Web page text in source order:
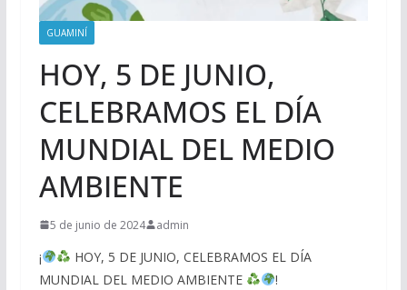
GUAMINÍ
HOY, 5 DE JUNIO,
CELEBRAMOS EL DÍA
MUNDIAL DEL MEDIO
AMBIENTE
5 de junio de 2024 admin
¡
HOY, 5 DE JUNIO, CELEBRAMOS EL DÍA
MUNDIAL DEL MEDIO AMBIENTE
!